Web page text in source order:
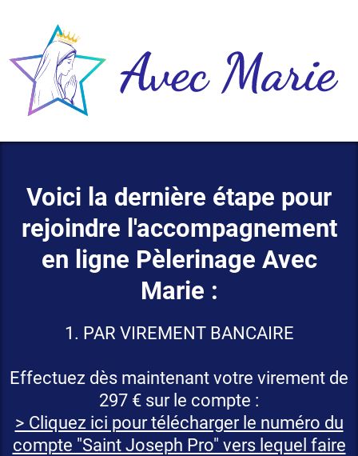
Voici la dernière étape pour
rejoindre l'accompagnement
en ligne Pèlerinage Avec
Marie :
1. PAR VIREMENT BANCAIRE
Effectuez dès maintenant votre virement de
297 € sur le compte :
> Cliquez ici pour télécharger le numéro du
compte "Saint Joseph Pro" vers lequel faire